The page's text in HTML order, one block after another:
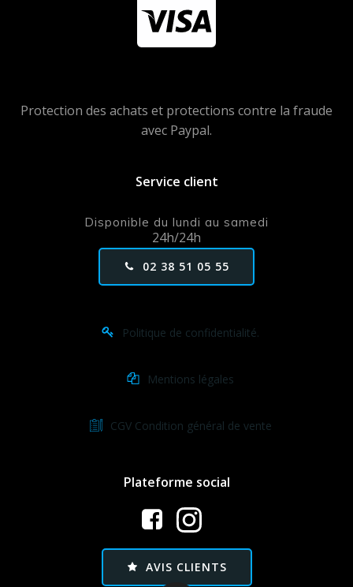
Protection des achats et protections contre la fraude
avec Paypal.
Service client
Disponible du lundi au samedi
24h/24h
02 38 51 05 55
Politique de confidentialité.
Mentions légales
CGV Condition général de vente
Plateforme social
AVIS CLIENTS